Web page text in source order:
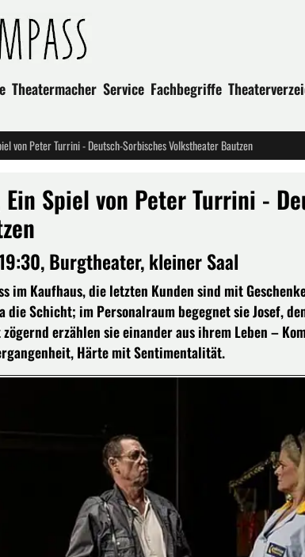
Theatermacher Service Fachbegriffe
von Peter Turrini - Deutsch-Sorbisches Volkstheater Bautzen
Ein Spiel von Peter Turrini -
Burgtheater, kleiner Saal
im Kaufhaus, die letzten Kunden sind mit
Schicht; im Personalraum begegnet sie Josef,
erzählen sie einander aus ihrem Leben –
Härte mit Sentimentalität.